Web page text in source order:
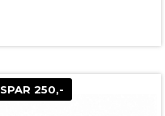
SPAR 250,-